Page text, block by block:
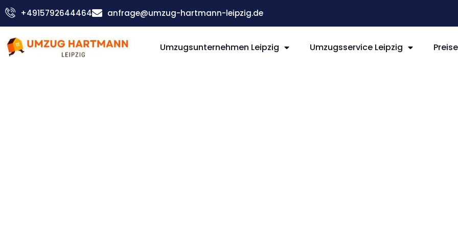
Zum
Inhalt
+4915792644464 anfrage@umzug-hartmann-leipzig.de
Umzugsunternehmen Leipzig Umzugsservice Leipzig Preise